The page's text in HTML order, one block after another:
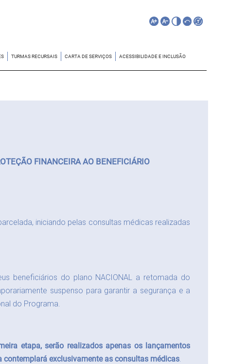
TURMAS RECURSAIS CARTA DE SERVIÇOS ACESSIBILIDADE E INCLUSÃO
FINANCEIRA AO BENEFICIÁRIO
iniciando pelas consultas médicas realizadas
beneficiários do plano NACIONAL a retomada do
suspenso para garantir a segurança e a
do Programa.
etapa, serão realizados apenas os lançamentos
contemplará exclusivamente as consultas médicas.